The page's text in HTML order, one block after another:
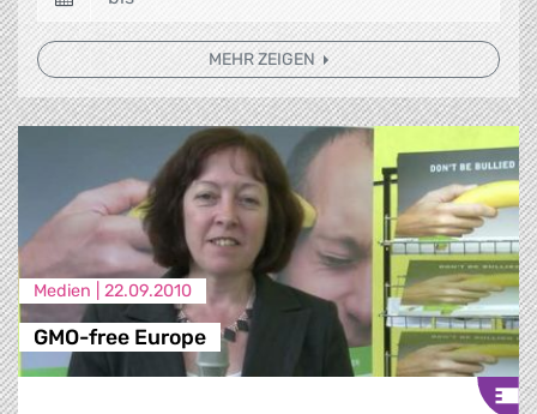
MEHR ZEIGEN
Medien | 22.09.2010
GMO-free Europe